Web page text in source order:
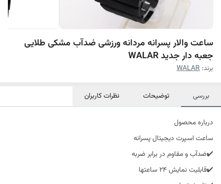
ساعت والار پسرانه مردانه ورزشی ضدآب مشکی طلایی
جعبه دار جدید WALAR
برند: WALAR
بررسی توضیحات نظرات کاربران
درباره محصول
ساعت اسپرت دیجیتال پسرانه
✔️ضدآب و مقاوم در برابر ضربه
✔️قابلیت نمایش 24 ساعتها